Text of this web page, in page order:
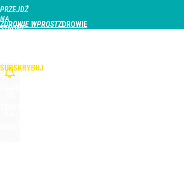
PRZEJDŹ
NA
STRONĘ
ZDROWIE WPROST
SUBSKRYBUJ